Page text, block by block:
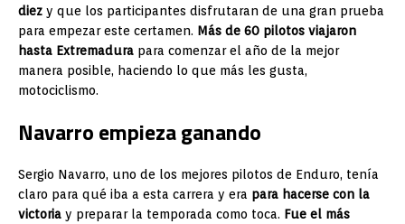
diez y que los participantes disfrutaran de una gran prueba
para empezar este certamen. Más de 60 pilotos viajaron
hasta Extremadura para comenzar el año de la mejor
manera posible, haciendo lo que más les gusta,
motociclismo.
Navarro empieza ganando
Sergio Navarro, uno de los mejores pilotos de Enduro, tenía
claro para qué iba a esta carrera y era para hacerse con la
victoria y preparar la temporada como toca. Fue el más